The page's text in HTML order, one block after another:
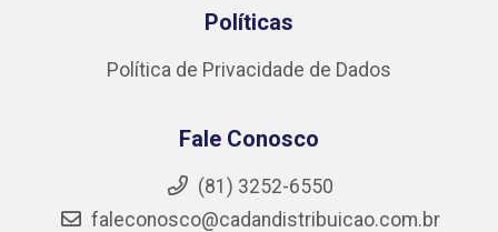
Políticas
Política de Privacidade de Dados
Fale Conosco
(81) 3252-6550
faleconosco@cadandistribuicao.com.br